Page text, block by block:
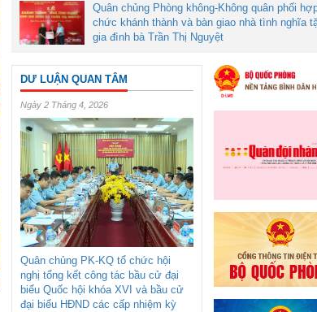
Quân chủng Phòng không-Không quân phối
chức khánh thành và bàn giao nhà tình nghĩa
gia đình bà Trần Thị Nguyệt
DƯ LUẬN QUAN TÂM
Ngày 2 Tháng 4, 2026
Quân chủng PK-KQ tổ chức hội
nghị tổng kết công tác bầu cử đại
biểu Quốc hội khóa XVI và bầu cử
đại biểu HĐND các cấp nhiệm kỳ